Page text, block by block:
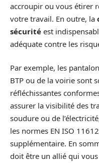
accroupir ou vous étirer
votre travail. En outre, la
sécurité est
adéquate contre les
Par exemple, les
BTP ou de la voirie sont
réfléchissantes
assurer la visibilité des
soudure ou de
les normes EN ISO
supplémentaire. En
doit être un allié qui